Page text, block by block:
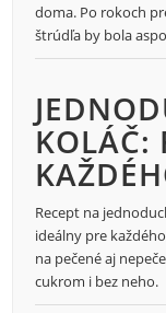
doma. Po rokoch
štrúdľa by bola
KOLÁČ:
Recept na
ideálny pre
na pečené aj
cukrom i bez neho.